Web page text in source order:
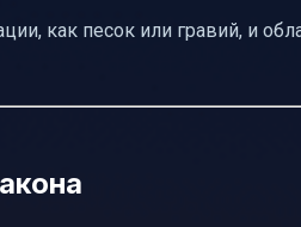
как песок или гравий, и